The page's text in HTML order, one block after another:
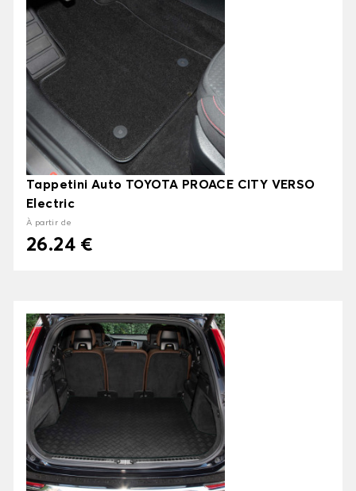
Tappetini Auto TOYOTA PROACE CITY VERSO
Electric
À partir de
26.24 €